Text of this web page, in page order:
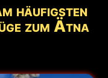
häufigsten
zum Ätna